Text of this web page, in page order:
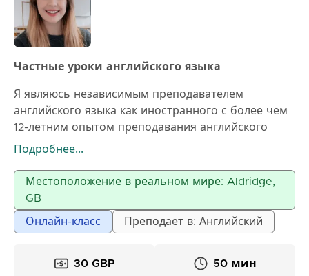
Частные уроки английского языка
Я являюсь независимым преподавателем
английского языка как иностранного с более чем
12-летним опытом преподавания английского
языка в Интернете и за рубежом. Я путешествую
в классе. Мой стиль преподавания ориентирован
на учащихся и адаптируется под их нужды,
помогая учащимся прогрессировать в своем
собственном темпе. Мы будем работать вместе,
которые будут практичными, увлекательными и
Подробнее...
Местоположение в реальном мире: Aldridge,
GB
Онлайн-класс Преподает в: Английский
30 GBP 50 мин